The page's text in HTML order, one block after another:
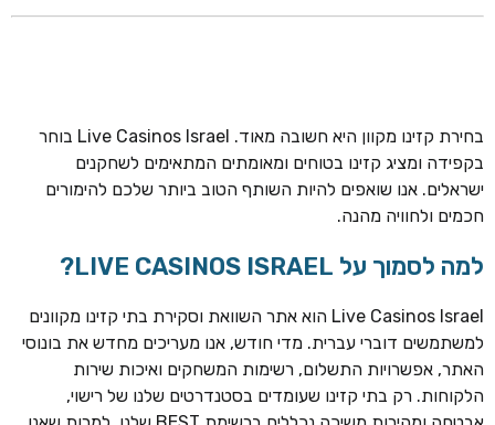
בחירת קזינו מקוון היא חשובה מאוד. Live Casinos Israel בוחר
בקפידה ומציג קזינו בטוחים ומאומתים המתאימים לשחקנים
ישראלים. אנו שואפים להיות השותף הטוב ביותר שלכם להימורים
חכמים ולחוויה מהנה.
למה לסמוך על LIVE CASINOS ISRAEL?
Live Casinos Israel הוא אתר השוואת וסקירת בתי קזינו מקוונים
למשתמשים דוברי עברית. מדי חודש, אנו מעריכים מחדש את בונוסי
האתר, אפשרויות התשלום, רשימות המשחקים ואיכות שירות
הלקוחות. רק בתי קזינו שעומדים בסטנדרטים שלנו של רישוי,